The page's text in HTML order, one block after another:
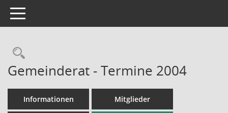
Toggle navigation
Rechercheauswahl
Gemeinderat - Termine 2004
Informationen Mitglieder